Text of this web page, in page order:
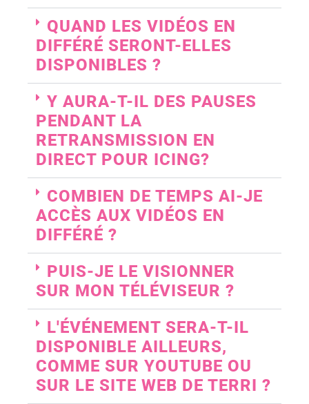
QUAND LES VIDÉOS EN
DIFFÉRÉ SERONT-ELLES
DISPONIBLES ?
Y AURA-T-IL DES PAUSES
PENDANT LA
RETRANSMISSION EN
DIRECT POUR ICING?
COMBIEN DE TEMPS AI-JE
ACCÈS AUX VIDÉOS EN
DIFFÉRÉ ?
PUIS-JE LE VISIONNER
SUR MON TÉLÉVISEUR ?
L'ÉVÉNEMENT SERA-T-IL
DISPONIBLE AILLEURS,
COMME SUR YOUTUBE OU
SUR LE SITE WEB DE TERRI ?